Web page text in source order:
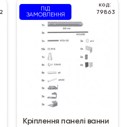
ПІД
ЗАМОВЛЕННЯ
код:
79863
Кріплення панелі ванни